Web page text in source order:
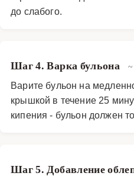
до слабого.
Шаг 4. Варка бульона
Варите бульон на
крышкой в течение 25
кипения - бульон должен
Шаг 5. Добавление